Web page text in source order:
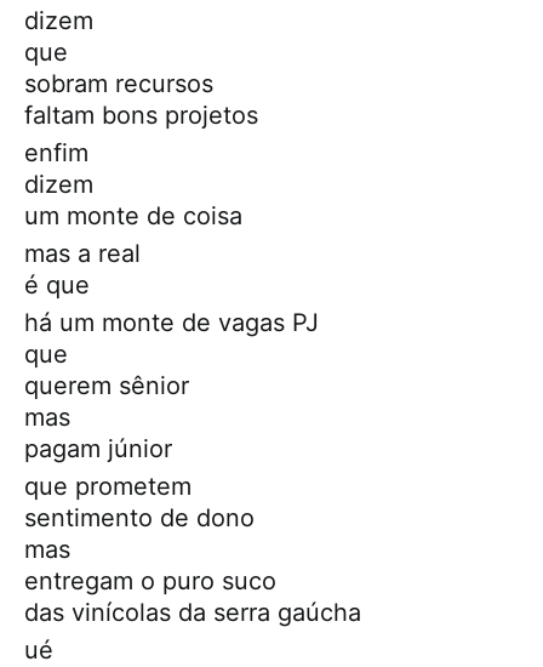
dizem
que
sobram recursos
faltam bons projetos
enfim
dizem
um monte de coisa
mas a real
é que
há um monte de vagas PJ
que
querem sênior
mas
pagam júnior
que prometem
sentimento de dono
mas
entregam o puro suco
das vinícolas da serra gaúcha
ué